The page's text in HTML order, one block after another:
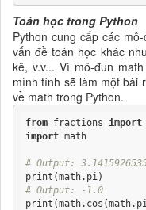
Toán học trong Python
Python cung cấp các
vấn đề toán học khác
kê, v.v... Vì mô-đun
mình tính sẽ làm một bài
về math trong Python.
from fractions import
import math
# Output:
# Output: -1.0